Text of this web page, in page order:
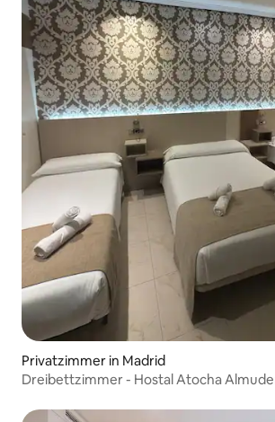
Privatzimmer in Madrid
Dreibettzimmer - Hostal Atocha